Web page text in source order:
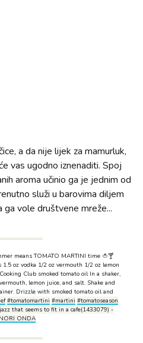
a da nije lijek za mamurluk,
vas ugodno iznenaditi. Spoj
aroma učinio ga je jednim od
služi u barovima diljem
vole društvene mreže...
means TOMATO MARTINI time 🍅🍸
oz vodka 1/2 oz vermouth 1/2 oz lemon
Club smoked tomato oil In a shaker,
lemon juice, and salt. Shake and
Drizzle with smoked tomato oil and
#tomatomartini #martini #tomatoseason
that seems to fit in a cafe(1433079) -
ONDA